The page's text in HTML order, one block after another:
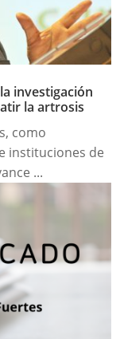
investigación
la artrosis
como
instituciones de
...